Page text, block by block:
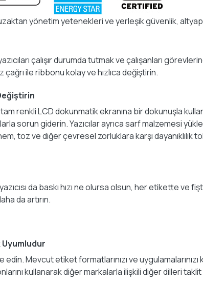
yönetim yetenekleri ve yerleşik güvenlik,
çalışır durumda tutmak ve çalışanları
ile ribbonu kolay ve hızlıca değiştirin.
renkli LCD dokunmatik ekranına bir dokunuşla
sorun giderin. Yazıcılar ayrıca sarf malzemesi
toz ve diğer çevresel zorluklara karşı dayanıklılık
da baskı hızı ne olursa olsun, her etikette
da artırın.
Uyumludur
Mevcut etiket formatlarınızı ve uygulamalarınızı
kullanarak diğer markalarla ilişkili diğer dilleri